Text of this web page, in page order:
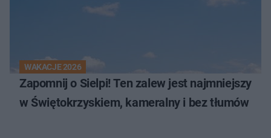
WAKACJE 2026
Zapomnij o Sielpi! Ten zalew jest najmniejszy
w Świętokrzyskiem, kameralny i bez tłumów